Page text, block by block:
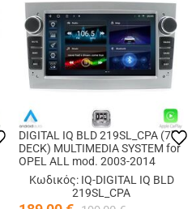
DIGITAL IQ BLD 219SL_CPA (7"
DECK) MULTIMEDIA SYSTEM for
OPEL ALL mod. 2003-2014
(SILVER)
Κωδικός: IQ-DIGITAL IQ BLD
219SL_CPA